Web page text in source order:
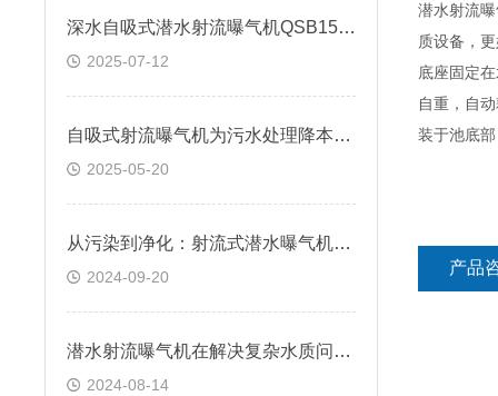
深水自吸式潜水射流曝气机QSB15-100
2025-07-12
自吸式射流曝气机为污水处理降本增效
2025-05-20
从污染到净化：射流式潜水曝气机在环保中的关键作用
2024-09-20
潜水射流曝气机在解决复杂水质问题中的应用
2024-08-14
潜水射流
质设备，
底座固定
自重，自
装于池底
产品